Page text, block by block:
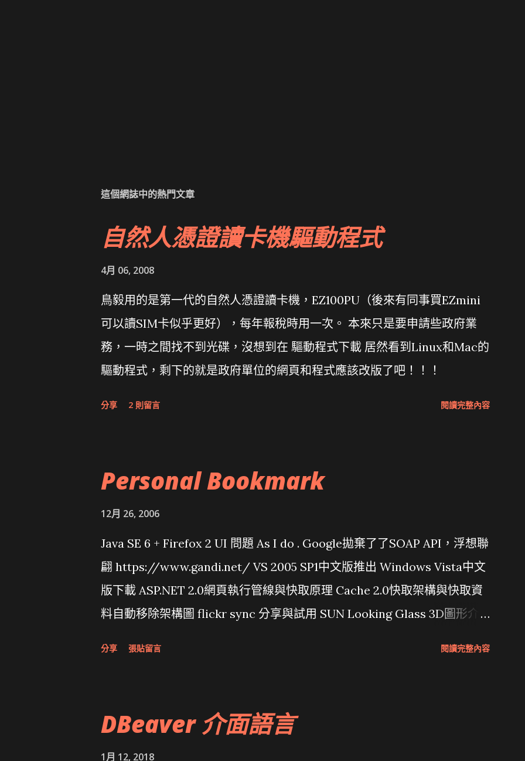
這個網誌中的熱門文章
自然人憑證讀卡機驅動程式
4月 06, 2008
鳥毅用的是第一代的自然人憑證讀卡機，EZ100PU（後來有同事買EZmini
可以讀SIM卡似乎更好），每年報稅時用一次。 本來只是要申請些政府業
務，一時之間找不到光碟，沒想到在 驅動程式下載 居然看到Linux和Mac的
驅動程式，剩下的就是政府單位的網頁和程式應該改版了吧！！！
分享 2 則留言 閱讀完整內容
Personal Bookmark
12月 26, 2006
Java SE 6 + Firefox 2 UI 問題 As I do . Google拋棄了了SOAP API，浮想聯
翩 https://www.gandi.net/ VS 2005 SP1中文版推出 Windows Vista中文
版下載 ASP.NET 2.0網頁執行管線與快取原理 Cache 2.0快取架構與快取資
料自動移除架構圖 flickr sync 分享與試用 SUN Looking Glass 3D圖形介
分享 張貼留言 閱讀完整內容
DBeaver 介面語言
1月 12, 2018